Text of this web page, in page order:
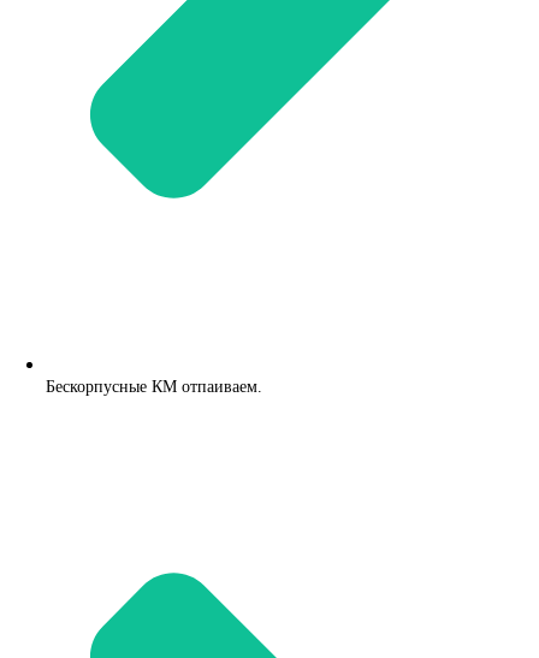
Бескорпусные КМ отпаиваем.